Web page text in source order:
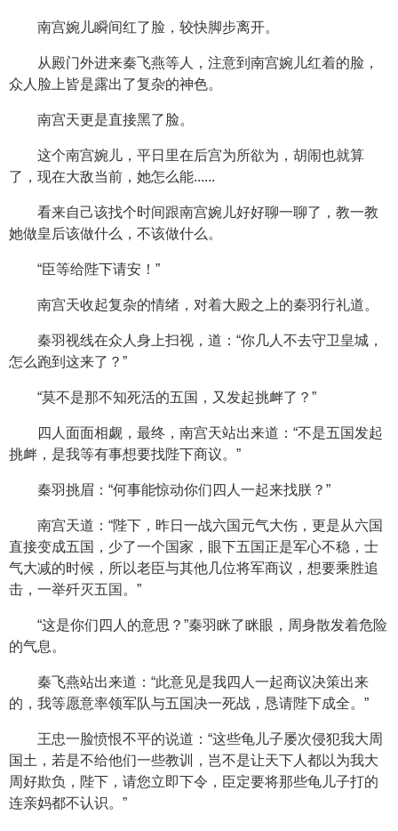
南宫婉儿瞬间红了脸，较快脚步离开。
从殿门外进来秦飞燕等人，注意到南宫婉儿红着的脸，
众人脸上皆是露出了复杂的神色。
南宫天更是直接黑了脸。
这个南宫婉儿，平日里在后宫为所欲为，胡闹也就算
了，现在大敌当前，她怎么能......
看来自己该找个时间跟南宫婉儿好好聊一聊了，教一教
她做皇后该做什么，不该做什么。
“臣等给陛下请安！”
南宫天收起复杂的情绪，对着大殿之上的秦羽行礼道。
秦羽视线在众人身上扫视，道：“你几人不去守卫皇城，
怎么跑到这来了？”
“莫不是那不知死活的五国，又发起挑衅了？”
四人面面相觑，最终，南宫天站出来道：“不是五国发起
挑衅，是我等有事想要找陛下商议。”
秦羽挑眉：“何事能惊动你们四人一起来找朕？”
南宫天道：“陛下，昨日一战六国元气大伤，更是从六国
直接变成五国，少了一个国家，眼下五国正是军心不稳，士
气大减的时候，所以老臣与其他几位将军商议，想要乘胜追
击，一举歼灭五国。”
“这是你们四人的意思？”秦羽眯了眯眼，周身散发着危险
的气息。
秦飞燕站出来道：“此意见是我四人一起商议决策出来
的，我等愿意率领军队与五国决一死战，恳请陛下成全。”
王忠一脸愤恨不平的说道：“这些龟儿子屡次侵犯我大周
国土，若是不给他们一些教训，岂不是让天下人都以为我大
周好欺负，陛下，请您立即下令，臣定要将那些龟儿子打的
连亲妈都不认识。”